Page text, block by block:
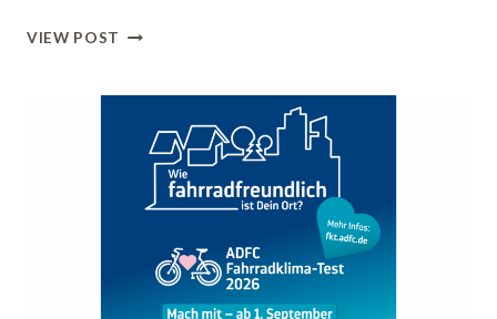
VIEW POST SOCIAL-
RÜCKT
WARSCHAUER
STÄDTEPARTNERSCHAFT